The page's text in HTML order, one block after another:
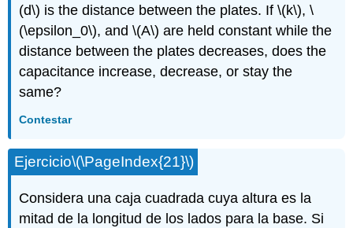
(d\) is the distance between the plates. If\(k\),\
(\epsilon_0\), and\(A\) are held constant while the
distance between the plates decreases, does the
capacitance increase, decrease, or stay the
same?
Contestar
Ejercicio\(\PageIndex{21}\)
Considera una caja cuadrada cuya altura es la
mitad de la longitud de los lados para la base. Si